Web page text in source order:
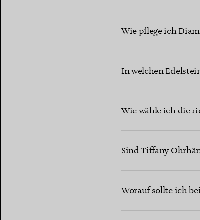
Wie pflege ich
In welchen
Wie wähle ich die
Sind Tiffany
Worauf sollte ich